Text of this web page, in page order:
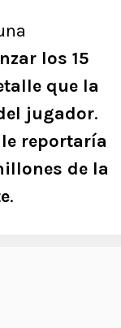
los 15
que la
jugador.
le reportaría
de la
.